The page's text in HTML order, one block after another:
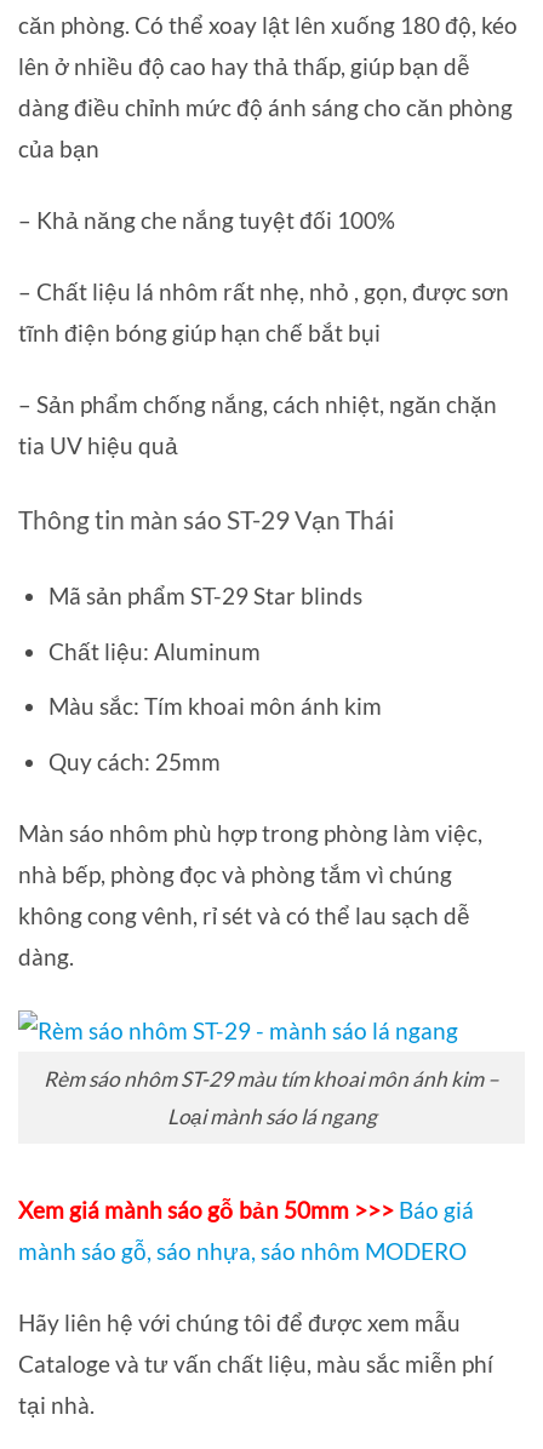
căn phòng. Có thể xoay lật lên xuống 180 độ, kéo
lên ở nhiều độ cao hay thả thấp, giúp bạn dễ
dàng điều chỉnh mức độ ánh sáng cho căn phòng
của bạn
– Khả năng che nắng tuyệt đối 100%
– Chất liệu lá nhôm rất nhẹ, nhỏ , gọn, được sơn
tĩnh điện bóng giúp hạn chế bắt bụi
– Sản phẩm chống nắng, cách nhiệt, ngăn chặn
tia UV hiệu quả
Thông tin màn sáo ST-29 Vạn Thái
Mã sản phẩm ST-29 Star blinds
Chất liệu: Aluminum
Màu sắc: Tím khoai môn ánh kim
Quy cách: 25mm
Màn sáo nhôm phù hợp trong phòng làm việc,
nhà bếp, phòng đọc và phòng tắm vì chúng
không cong vênh, rỉ sét và có thể lau sạch dễ
dàng.
Rèm sáo nhôm ST-29 màu tím khoai môn ánh kim –
Loại mành sáo lá ngang
Xem giá mành sáo gỗ bản 50mm >>> Báo giá
mành sáo gỗ, sáo nhựa, sáo nhôm MODERO
Hãy liên hệ với chúng tôi để được xem mẫu
Cataloge và tư vấn chất liệu, màu sắc miễn phí
tại nhà.